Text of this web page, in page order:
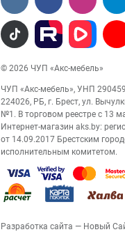
© 2026 ЧУП «Акс-мебель»
ЧУП «Акс-мебель», УНП
224026, РБ, г. Брест, ул.
№1. В торговом реестре с 13
Интернет-магазин aks.by:
от 14.09.2017 Брестским
исполнительным комитетом.
Разработка сайта — Новый